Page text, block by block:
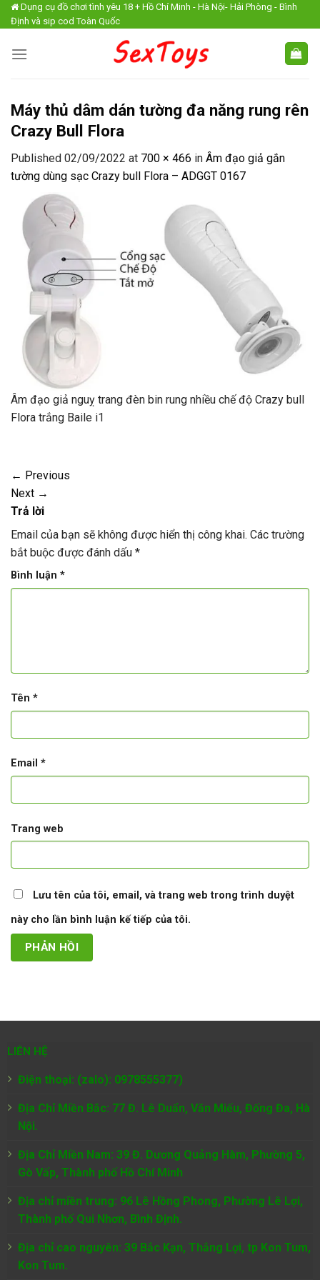
Skip
to
Dụng cụ đồ chơi tình yêu 18 + Hồ Chí Minh - Hà Nội- Hải Phòng - Bình
Định và sip cod Toàn Quốc
Máy thủ dâm dán tường đa năng rung rên
Crazy Bull Flora
Published 02/09/2022 at 700 × 466 in Âm đạo giả gắn
tường dùng sạc Crazy bull Flora – ADGGT 0167
Âm đạo giả nguỵ trang đèn bin rung nhiều chế độ Crazy bull
Flora trắng Baile i1
← Previous
Next →
Trả lời
Email của bạn sẽ không được hiển thị công khai. Các trường
bắt buộc được đánh dấu *
Bình luận *
Tên *
Email *
Trang web
Lưu tên của tôi, email, và trang web trong trình duyệt
này cho lần bình luận kế tiếp của tôi.
LIÊN HỆ
Điện thoại: (zalo): 0978555377)
Địa Chỉ Miền Bắc: 77 Đ. Lê Duẩn, Văn Miếu, Đống Đa, Hà
Nội.
Địa Chỉ Miền Nam: 39 Đ. Dương Quảng Hàm, Phường 5,
Gò Vấp, Thành phố Hồ Chí Minh
Địa chỉ miền trung: 96 Lê Hồng Phong, Phường Lê Lợi,
Thành phố Qui Nhơn, Bình Định.
Địa chỉ cao nguyên: 39 Bắc Kạn, Thắng Lợi, tp Kon Tum,
Kon Tum.